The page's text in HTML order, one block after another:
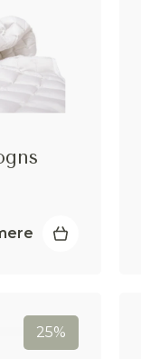
25%